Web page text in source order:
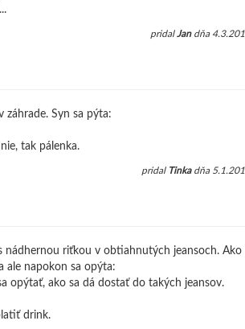
pridalJandňa
záhrade. Syn sa pýta:
tak pálenka.
pridal Tinkadňa
nádhernou riťkou v obtiahnutých jeansoch. Ako
ale napokon sa opýta:
opýtať, ako sa dá dostať do takých jeansov.
drink.